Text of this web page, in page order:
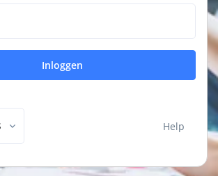
Inloggen
Help